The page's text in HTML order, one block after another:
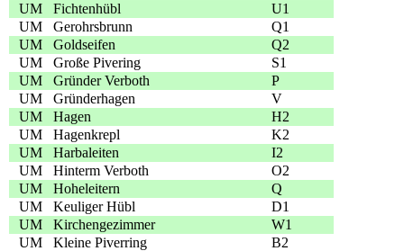
UM
Fichtenhübl
U1
UM
Gerohrsbrunn
Q1
UM
Goldseifen
Q2
UM
Große Pivering
S1
UM
Gründer Verboth
P
UM
Gründerhagen
V
UM
Hagen
H2
UM
Hagenkrepl
K2
UM
Harbaleiten
I2
UM
Hinterm Verboth
O2
UM
Hoheleitern
Q
UM
Keuliger Hübl
D1
UM
Kirchengezimmer
W1
UM
Kleine Piverring
B2